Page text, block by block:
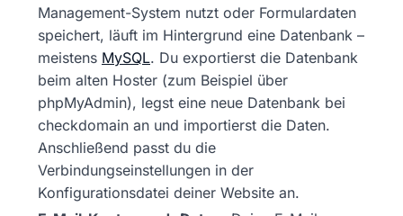
Management-System nutzt oder Formulardaten
speichert, läuft im Hintergrund eine Datenbank –
meistens MySQL. Du exportierst die Datenbank
beim alten Hoster (zum Beispiel über
phpMyAdmin), legst eine neue Datenbank bei
checkdomain an und importierst die Daten.
Anschließend passt du die
Verbindungseinstellungen in der
Konfigurationsdatei deiner Website an.